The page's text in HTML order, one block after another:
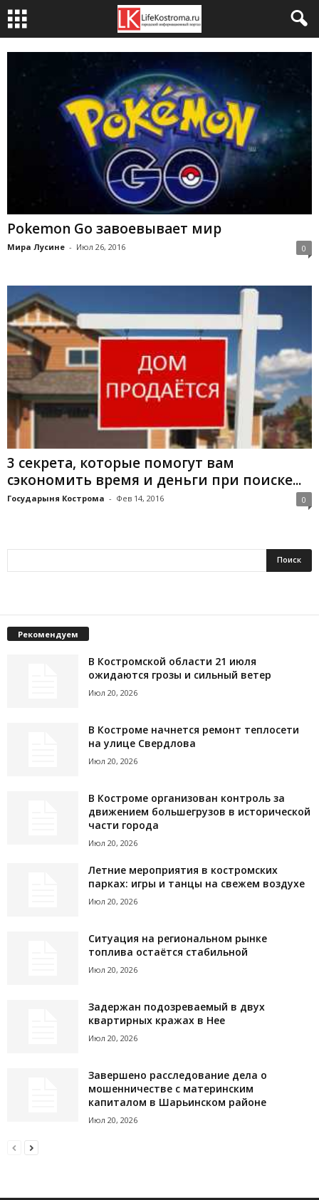
Pokemon Go завоевывает мир
Мира Лусине - Июл 26, 2016 0
3 секрета, которые помогут вам
сэкономить время и деньги при поиске...
Государыня Кострома - Фев 14, 2016 0
Рекомендуем
В Костромской области 21 июля
ожидаются грозы и сильный ветер
Июл 20, 2026
В Костроме начнется ремонт теплосети
на улице Свердлова
Июл 20, 2026
В Костроме организован контроль за
движением большегрузов в исторической
части города
Июл 20, 2026
Летние мероприятия в костромских
парках: игры и танцы на свежем воздухе
Июл 20, 2026
Ситуация на региональном рынке
топлива остаётся стабильной
Июл 20, 2026
Задержан подозреваемый в двух
квартирных кражах в Нее
Июл 20, 2026
Завершено расследование дела о
мошенничестве с материнским
капиталом в Шарьинском районе
Июл 20, 2026